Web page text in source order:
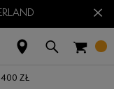
×
ZŁ